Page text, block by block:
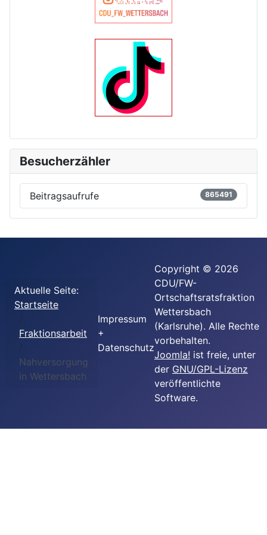
Besucherzähler
Beitragsaufrufe 865491
Aktuelle Seite:
Startseite
Fraktionsarbeit
Nahversorgung
in Wettersbach
Impressum
+
Datenschutz
Copyright © 2026
CDU/FW-
Ortschaftsratsfraktion
Wettersbach
(Karlsruhe). Alle Rechte
vorbehalten.
Joomla! ist freie, unter
der GNU/GPL-Lizenz
veröffentlichte
Software.